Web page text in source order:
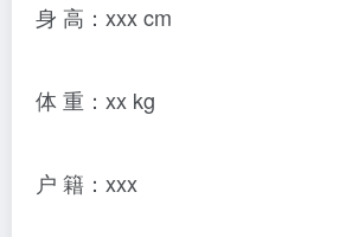
身 高：xxx cm
体 重：xx kg
户 籍：xxx